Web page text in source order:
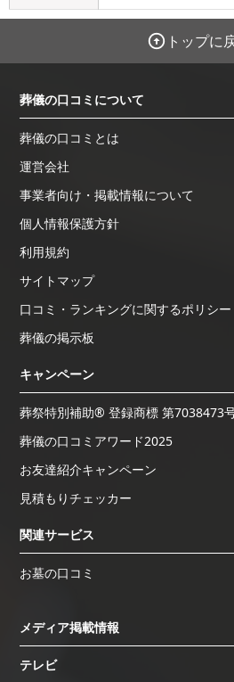
トップに
葬儀の口コミについて
葬儀の口コミとは
運営会社
事業者向け・掲載情報について
個人情報保護方針
利用規約
サイトマップ
口コミ・ランキングに関するポリシー
葬儀の掲示板
キャンペーン
葬祭特別補助® 登録商標 第7038473
葬儀の口コミアワード2025
お友達紹介キャンペーン
見積もりチェッカー
関連サービス
お墓の口コミ
メディア掲載情報
テレビ